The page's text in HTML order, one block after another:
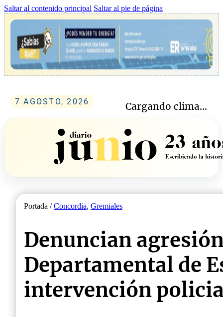
Saltar al contenido principal Saltar al pie de página
7 AGOSTO, 2026 Cargando clima...
Portada /Concordia, Gremiales
Denuncian
Departamental de
intervención